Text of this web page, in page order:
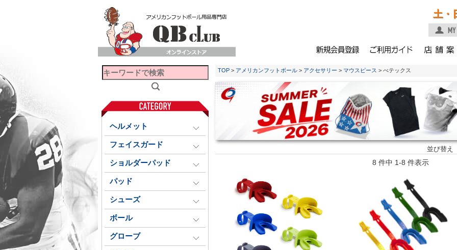
土・
ヘルメット
フェイスガード
ショルダーパッド
パッド
シューズ
ボール
グローブ
TOP > アメリカンフットボール > アクセサリー > マウスピース > べテックス
並び替え
8 件中 1-8 件表示